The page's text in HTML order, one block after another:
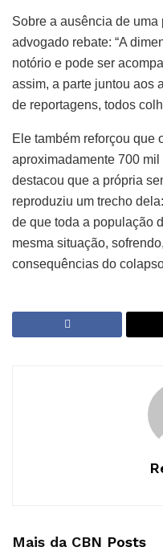
Sobre a ausência de
advogado rebate: “A
notório e pode ser
assim, a parte juntou aos
de reportagens, todos
Ele também reforçou que
aproximadamente 700
destacou que a própria
reproduziu um trecho
de que toda a população
mesma situação,
consequências do
Mais da CBN Posts